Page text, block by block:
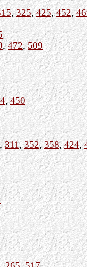
,325,425,452,
,472,509
,450
,311,352,358,424,